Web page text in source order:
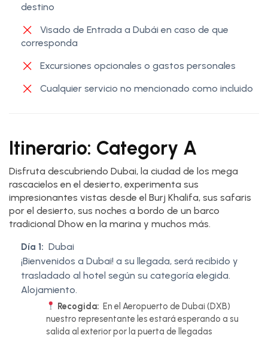
destino
Visado de Entrada a Dubái en caso de que
corresponda
Excursiones opcionales o gastos personales
Cualquier servicio no mencionado como incluido
Itinerario: Category A
Disfruta descubriendo Dubai, la ciudad de los mega
rascacielos en el desierto, experimenta sus
impresionantes vistas desde el Burj Khalifa, sus safaris
por el desierto, sus noches a bordo de un barco
tradicional Dhow en la marina y muchos más.
Día 1: Dubai
¡Bienvenidos a Dubai! a su llegada, será recibido y
trasladado al hotel según su categoría elegida.
Alojamiento.
Recogida: En el Aeropuerto de Dubai (DXB)
nuestro representante les estará esperando a su
salida al exterior por la puerta de llegadas